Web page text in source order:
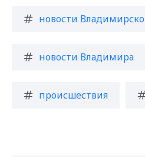
новости
новости Владимира
происшествия